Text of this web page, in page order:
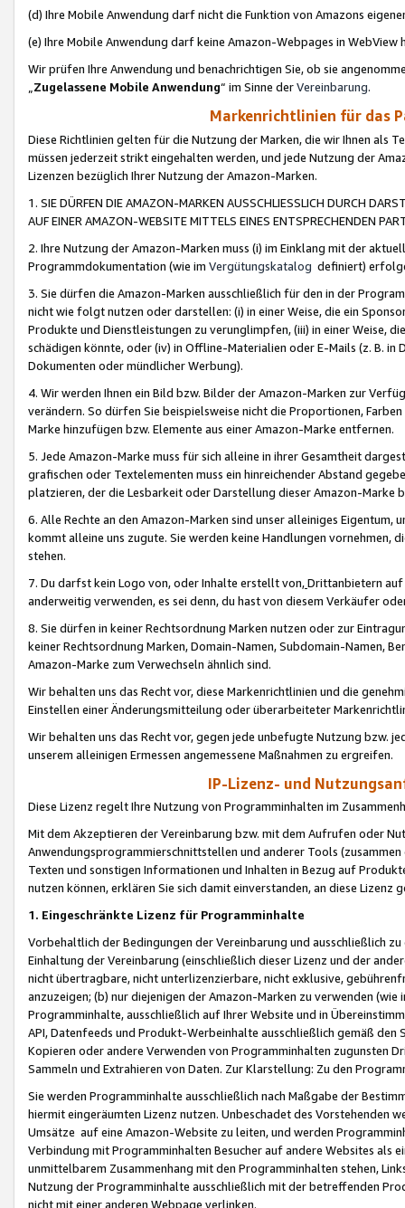
(d) Ihre Mobile Anwendung darf nicht die Funktion von Amazons
(e) Ihre Mobile Anwendung darf keine Amazon-Webpages in WebView
Wir prüfen Ihre Anwendung und benachrichtigen Sie, ob sie
„Zugelassene Mobile Anwendung“ im Sinne derVereinbarung.
Markenrichtlinien für das
Diese Richtlinien gelten für die Nutzung der Marken, die wir Ihnen als
müssen jederzeit strikt eingehalten werden, und jede Nutzung der
Lizenzen bezüglich Ihrer Nutzung der Amazon-Marken.
1. SIE DÜRFEN DIE AMAZON-MARKEN AUSSCHLIESSLICH DURCH
AUF EINER AMAZON-WEBSITE MITTELS EINES ENTSPRECHENDEN
2. Ihre Nutzung der Amazon-Marken muss (i) im Einklang mit der
Programmdokumentation (wie im Vergütungskatalog definiert)
3. Sie dürfen die Amazon-Marken ausschließlich für den in der
nicht wie folgt nutzen oder darstellen: (i) in einer Weise, die ein
Produkte und Dienstleistungen zu verunglimpfen, (iii) in einer Weise,
schädigen könnte, oder (iv) in Offline-Materialien oder E-Mails (z. B. in
Dokumenten oder mündlicher Werbung).
4. Wir werden Ihnen ein Bild bzw. Bilder der Amazon-Marken zur
verändern. So dürfen Sie beispielsweise nicht die Proportionen,
Marke hinzufügen bzw. Elemente aus einer Amazon-Marke entfernen.
5. Jede Amazon-Marke muss für sich alleine in ihrer Gesamtheit
grafischen oder Textelementen muss ein hinreichender Abstand
platzieren, der die Lesbarkeit oder Darstellung dieser Amazon-Marke
6. Alle Rechte an den Amazon-Marken sind unser alleiniges
kommt alleine uns zugute. Sie werden keine Handlungen vornehmen,
stehen.
7. Du darfst kein Logo von, oder Inhalte erstellt von,Drittanbietern auf
anderweitig verwenden, es sei denn, du hast von diesem Verkäufer
8. Sie dürfen in keiner Rechtsordnung Marken nutzen oder zur
keiner Rechtsordnung Marken, Domain-Namen, Subdomain-Namen,
Amazon-Marke zum Verwechseln ähnlich sind.
Wir behalten uns das Recht vor, diese Markenrichtlinien und die
Einstellen einer Änderungsmitteilung oder überarbeiteter
Wir behalten uns das Recht vor, gegen jede unbefugte Nutzung bzw.
unserem alleinigen Ermessen angemessene Maßnahmen zu ergreifen.
IP-Lizenz- und
Diese Lizenz regelt Ihre Nutzung von Programminhalten im
Mit dem Akzeptieren der Vereinbarung bzw. mit dem Aufrufen oder
Anwendungsprogrammierschnittstellen und anderer Tools (zusammen
Texten und sonstigen Informationen und Inhalten in Bezug auf
nutzen können, erklären Sie sich damit einverstanden, an diese Lizenz
1. Eingeschränkte Lizenz für Programminhalte
Vorbehaltlich der Bedingungen der Vereinbarung und ausschließlich
Einhaltung der Vereinbarung (einschließlich dieser Lizenz und der
nicht übertragbare, nicht unterlizenzierbare, nicht exklusive,
anzuzeigen; (b) nur diejenigen der Amazon-Marken zu verwenden
Programminhalte, ausschließlich auf Ihrer Website und in
API, Datenfeeds und Produkt-Werbeinhalte ausschließlich gemäß
Kopieren oder andere Verwenden von Programminhalten zugunsten
Sammeln und Extrahieren von Daten. Zur Klarstellung: Zu den
Sie werden Programminhalte ausschließlich nach Maßgabe der
hiermit eingeräumten Lizenz nutzen. Unbeschadet des Vorstehenden
Umsätze auf eine Amazon-Website zu leiten, und werden
Verbindung mit Programminhalten Besucher auf andere Websites als
unmittelbarem Zusammenhang mit den Programminhalten stehen,
Nutzung der Programminhalte ausschließlich mit der betreffenden
nicht mit einer anderen Webpage verlinken.